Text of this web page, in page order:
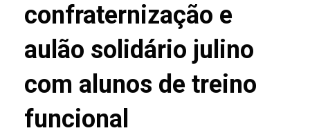
confraternização e
aulão solidário julino
com alunos de treino
funcional